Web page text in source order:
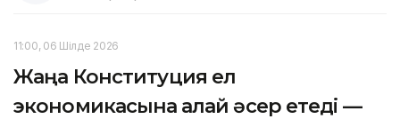
11:00, 06 Шілде 2026
Жаңа Конституция ел
экономикасына қалай әсер етеді —